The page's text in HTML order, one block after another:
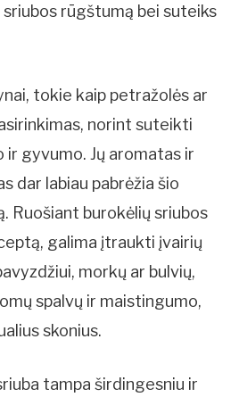
rūgštumą bei suteiks
tokie kaip petražolės ar
norint suteikti
ir gyvumo. Jų aromatas ir
dar labiau pabrėžia šio
Ruošiant burokėlių sriubos
galima įtraukti įvairių
morkų ar bulvių,
spalvų ir maistingumo,
skonius.
tampa širdingesniu ir